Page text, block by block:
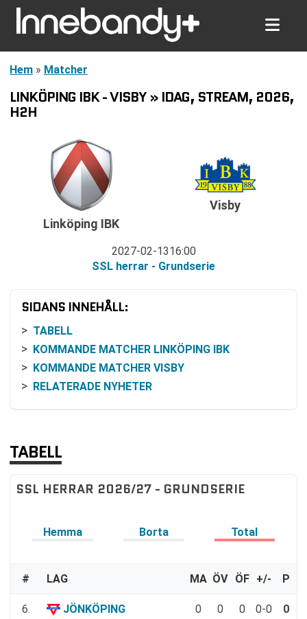
Hem » Matcher
LINKÖPING IBK - VISBY » IDAG, STREAM, 2026,
H2H
Linköping IBK
2027-02-1316:00
SSL herrar - Grundserie
Visby
SIDANS INNEHÅLL:
TABELL
KOMMANDE MATCHER LINKÖPING IBK
KOMMANDE MATCHER VISBY
RELATERADE NYHETER
TABELL
SSL HERRAR 2026/27 - GRUNDSERIE
Hemma Borta Total
# LAG MA ÖV ÖF +/- P
6. JÖNKÖPING 0 0 0 0-0 0